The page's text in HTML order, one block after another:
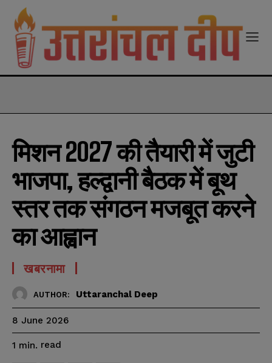
मिशन 2027 की तैयारी में जुटी
भाजपा, हल्द्वानी बैठक में बूथ
स्तर तक संगठन मजबूत करने
का आह्वान
खबरनामा
AUTHOR: Uttaranchal Deep
8 June 2026
1 min. read